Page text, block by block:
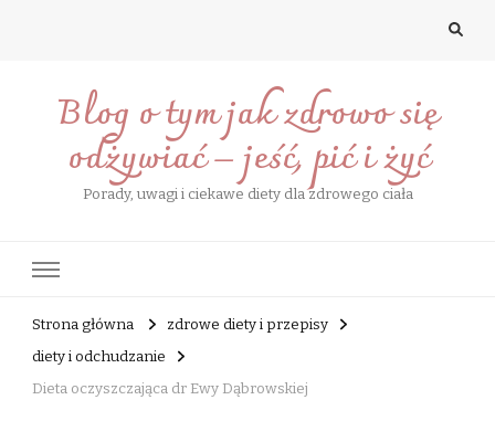
Blog o tym jak zdrowo się
odżywiać – jeść, pić i żyć
Porady, uwagi i ciekawe diety dla zdrowego ciała
Strona główna
zdrowe diety i przepisy
diety i odchudzanie
Dieta oczyszczająca dr Ewy Dąbrowskiej